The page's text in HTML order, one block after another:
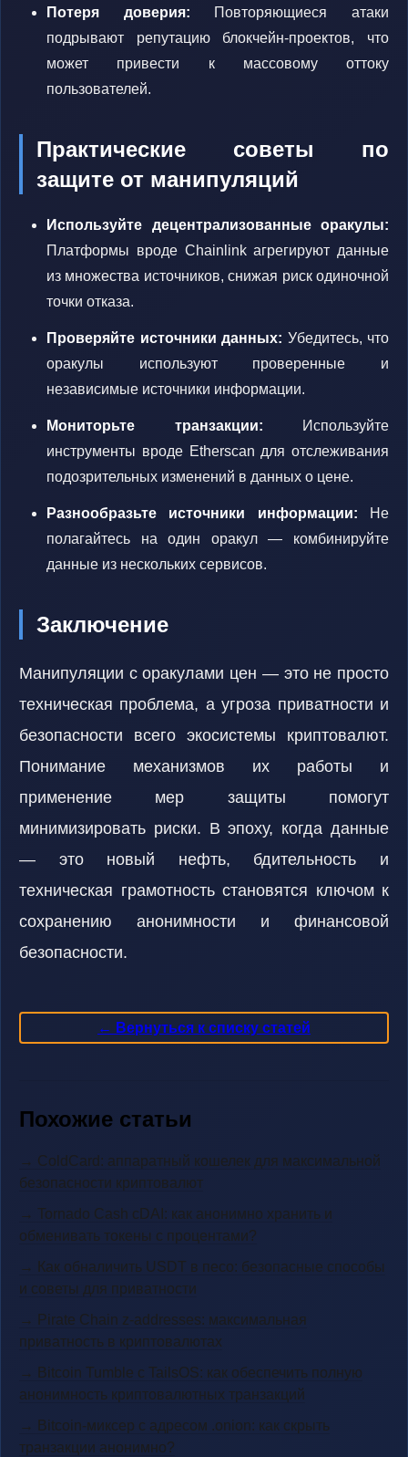
Потеря доверия: Повторяющиеся атаки
подрывают репутацию блокчейн-проектов, что
может привести к массовому оттоку
пользователей.
Практические советы по
защите от манипуляций
Используйте децентрализованные оракулы:
Платформы вроде Chainlink агрегируют данные
из множества источников, снижая риск одиночной
точки отказа.
Проверяйте источники данных: Убедитесь, что
оракулы используют проверенные и
независимые источники информации.
Мониторьте транзакции: Используйте
инструменты вроде Etherscan для отслеживания
подозрительных изменений в данных о цене.
Разнообразьте источники информации: Не
полагайтесь на один оракул — комбинируйте
данные из нескольких сервисов.
Заключение
Манипуляции с оракулами цен — это не просто
техническая проблема, а угроза приватности и
безопасности всего экосистемы криптовалют.
Понимание механизмов их работы и
применение мер защиты помогут
минимизировать риски. В эпоху, когда данные
— это новый нефть, бдительность и
техническая грамотность становятся ключом к
сохранению анонимности и финансовой
безопасности.
← Вернуться к списку статей
Похожие статьи
→ ColdCard: аппаратный кошелек для максимальной
безопасности криптовалют
→ Tornado Cash cDAI: как анонимно хранить и
обменивать токены с процентами?
→ Как обналичить USDT в песо: безопасные способы
и советы для приватности
→ Pirate Chain z-addresses: максимальная
приватность в криптовалютах
→ Bitcoin Tumble с TailsOS: как обеспечить полную
анонимность криптовалютных транзакций
→ Bitcoin-миксер с адресом .onion: как скрыть
транзакции анонимно?